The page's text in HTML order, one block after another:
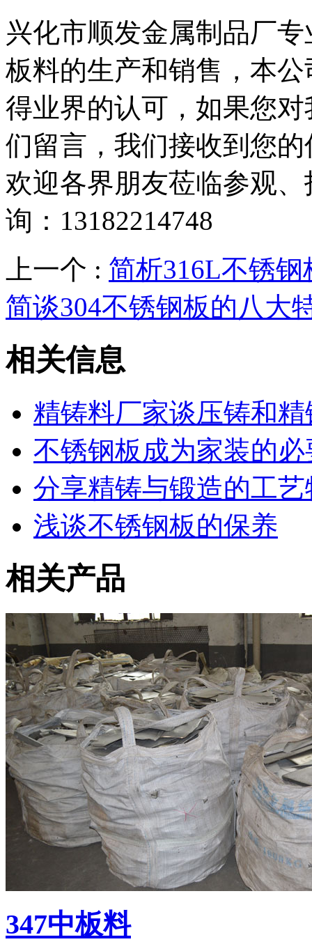
兴化市顺发金属制品厂
板料的生产和销售，本
得业界的认可，如果您
们留言，我们接收到您
欢迎各界朋友莅临参观
询：13182214748
上一个 : 简析316L不锈
简谈304不锈钢板的八大
相关信息
精铸料厂家谈压铸和
不锈钢板成为家装的
分享精铸与锻造的工
浅谈不锈钢板的保养
相关产品
347中板料